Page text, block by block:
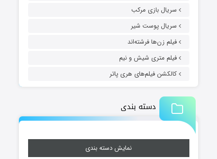
سریال بازی مرکب
سریال پوست شیر
فیلم زن‌ها فرشته‌اند
فیلم متری شیش و نیم
کالکشن فیلم‌های هری پاتر
دسته بندی
نمایش دسته بندی